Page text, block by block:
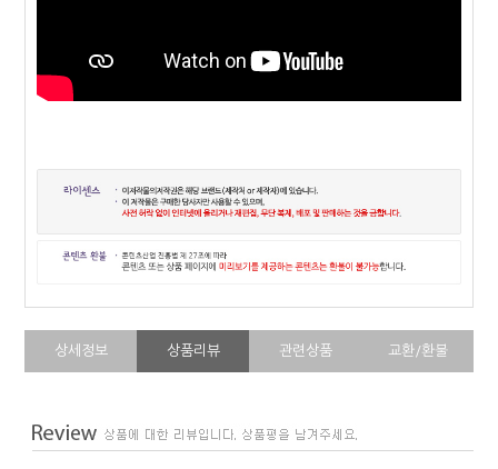
상세정보 상품리뷰 관련상품 교환/환불